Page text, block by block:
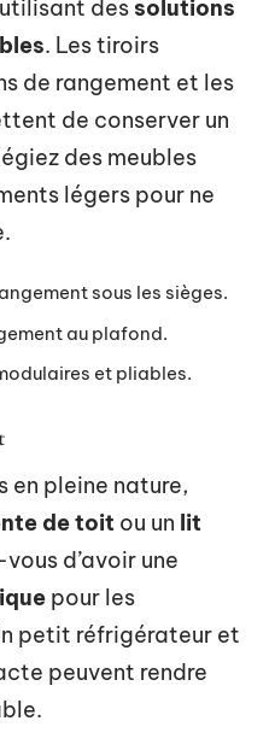
utilisant des solutions
. Les tiroirs
de rangement et les
de conserver un
des meubles
légers pour ne
sous les sièges.
au plafond.
et pliables.
en pleine nature,
de toit ou un lit
d’avoir une
pour les
petit réfrigérateur et
peuvent rendre